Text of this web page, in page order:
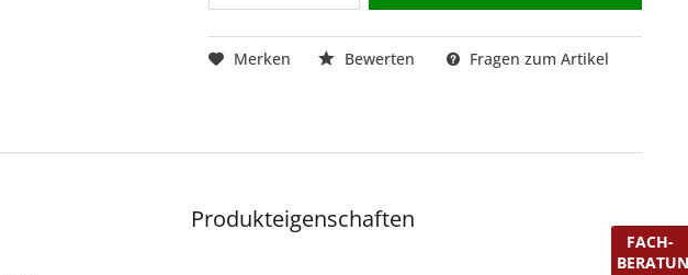
Merken Bewerten Fragen zum Artikel
Produkteigenschaften
FACH-